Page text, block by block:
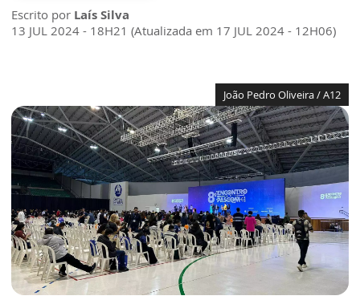
Escrito por Laís Silva
13 JUL 2024 - 18H21 (Atualizada em 17 JUL 2024 - 12H06)
João Pedro Oliveira / A12